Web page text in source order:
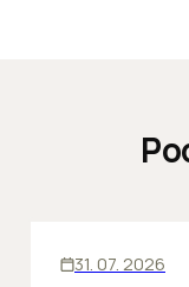
31. 07. 2026